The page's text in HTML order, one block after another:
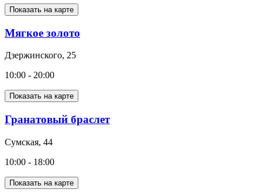
Показать на карте
Мягкое золото
Дзержинского, 25
10:00 - 20:00
Показать на карте
Гранатовый браслет
Сумская, 44
10:00 - 18:00
Показать на карте